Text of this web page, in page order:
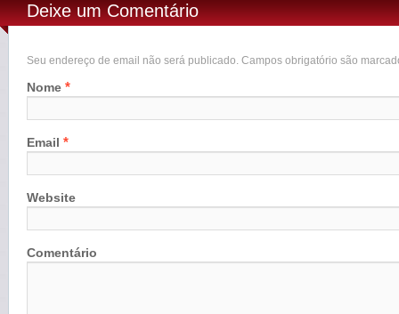
Deixe um Comentário
Seu endereço de email não será publicado. Campos obrigatório são
Nome *
Email *
Website
Comentário